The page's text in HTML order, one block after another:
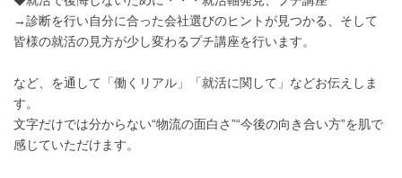
→診断を行い自分に合った会社選びのヒントが見つかる、そして
皆様の就活の見方が少し変わるプチ講座を行います。
など、を通して「働くリアル」「就活に関して」などお伝えしま
す。
文字だけでは分からない“物流の面白さ”“今後の向き合い方”を肌で
感じていただけます。